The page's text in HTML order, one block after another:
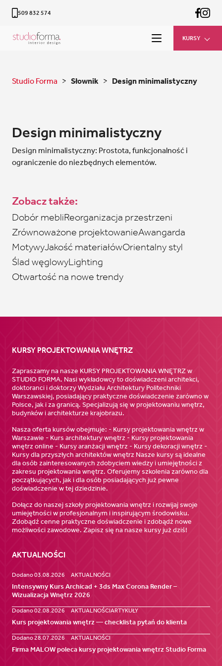
509 832 574
KURSY
Studio Forma > Słownik > Design minimalistyczny
Design minimalistyczny
Design minimalistyczny: Prostota, funkcjonalność i
ograniczenie do niezbędnych elementów.
Zobacz także:
Dobór mebliReorganizacja przestrzeni
Zrównoważone projektowanieAwangarda
MotywyJakość materiałówOrientalny styl
Ślad węglowyLighting
Otwartość na nowe trendy
KURSY PROJEKTOWANIA WNĘTRZ
Zapraszamy na nasze KURSY PROJEKTOWANIA WNĘTRZ w
STUDIO FORMA. Nasi wykładowcy to doświadczeni architekci,
doktoranci i doktorzy Wydziału Architektury Politechniki
Warszawskiej, posiadający praktyczne doświadczenie zarówno w
Polsce, jak i za granicą. Specjalizują się w projektowaniu wnętrz,
budynków i architekturze krajobrazu.
Nasza oferta kursów obejmuje: - Kursy projektowania wnętrz w
Warszawie - Kurs architektury wnętrz - Kursy projektowania
wnętrz online - Kursy aranżacji wnętrz - Kursy dekoracji wnętrz -
Kursy dla przyszłych architektów wnętrz Nasze kursy są idealne
dla osób zainteresowanych zdobyciem wiedzy i umiejętności z
zakresu projektowania wnętrz. Oferujemy szkolenia zarówno dla
początkujących, jak i dla osób posiadających już pewne
doświadczenie w tej dziedzinie.
Dołącz do naszej szkoły projektowania wnętrz i rozwijaj swoje
umiejętności w profesjonalnym i inspirującym środowisku.
Zdobądź cenne praktyczne doświadczenie i zdobądź nowe
możliwości zawodowe. Zapisz się na nasze kursy już dziś!
AKTUALNOŚCI
Dodano 03.08.2026 AKTUALNOŚCI
Intensywny Kurs Archicad + 3ds Max Corona Render –
Wizualizacja Wnętrz 2026
Dodano 02.08.2026 AKTUALNOŚCIARTYKUŁY
Kurs projektowania wnętrz — checklista pytań do klienta
Dodano 28.07.2026 AKTUALNOŚCI
Firma MALOW poleca kursy projektowania wnętrz Studio Forma